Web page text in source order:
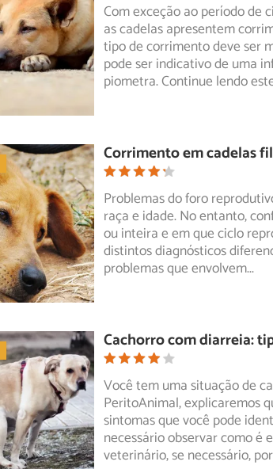
Com exceção ao período de
as cadelas apresentem
tipode corrimento deve ser
pode ser indicativo de uma
piometra. Continue lendo
Corrimento em cadelas
Problemas do foro
raça e idade. No entanto,
ou inteira e em que ciclo
distintos diagnósticos
problemas que envolvem...
Cachorro com diarreia:
Você tem uma situação de
PeritoAnimal, explicaremos
sintomasque você pode
necessário observar como é
veterinário, se necessário,